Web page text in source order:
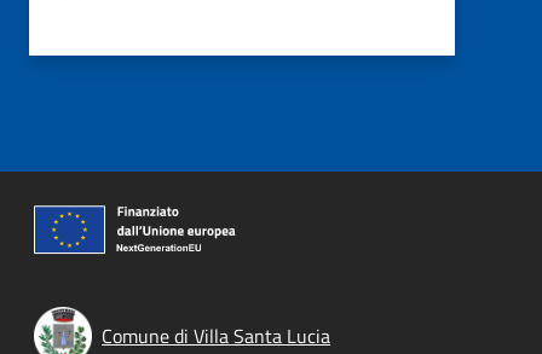
Comune di Villa Santa Lucia